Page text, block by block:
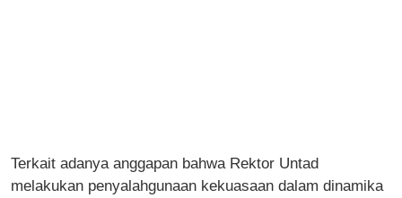
Terkait adanya anggapan bahwa Rektor Untad
melakukan penyalahgunaan kekuasaan dalam dinamika